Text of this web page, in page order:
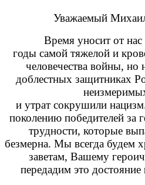
Уважаемый
Время уносит от
годы самой тяжелой и
человечества войны, но
доблестных защитниках
и утрат сокрушили
поколению победителей за
трудности, которые
безмерна. Мы всегда будем
заветам, Вашему
передадим это